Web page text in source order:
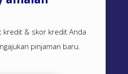
kredit & skor kredit Anda
pinjaman baru.